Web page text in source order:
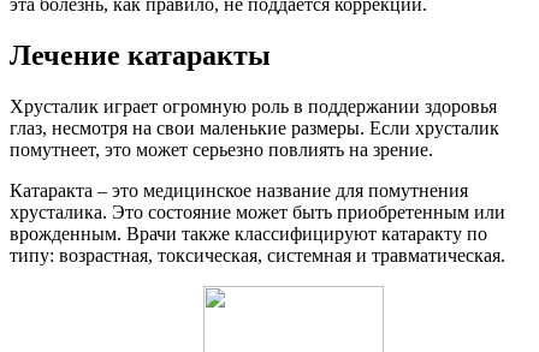
эта болезнь, как правило, не поддается коррекции.
Лечение катаракты
Хрусталик играет огромную роль в поддержании здоровья
глаз, несмотря на свои маленькие размеры. Если хрусталик
помутнеет, это может серьезно повлиять на зрение.
Катаракта – это медицинское название для помутнения
хрусталика. Это состояние может быть приобретенным или
врожденным. Врачи также классифицируют катаракту по
типу: возрастная, токсическая, системная и травматическая.